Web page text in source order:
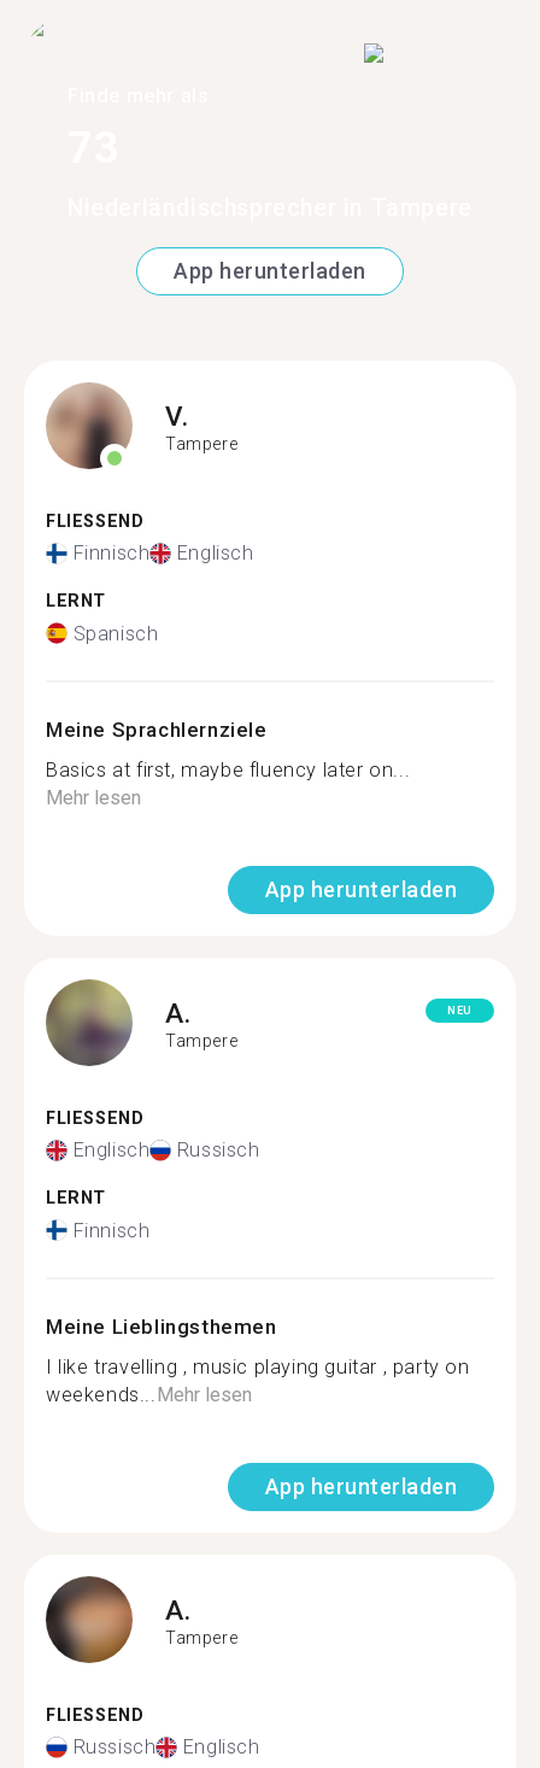
App herunterladen
V.
Tampere
FLIESSEND
Finnisch Englisch
LERNT
Spanisch
Meine Sprachlernziele
Basics at first, maybe fluency later on...
Mehr lesen
App herunterladen
A.
Tampere
NEU
FLIESSEND
Englisch Russisch
LERNT
Finnisch
Meine Lieblingsthemen
I like travelling , music playing guitar , party on
weekends... Mehr lesen
App herunterladen
A.
Tampere
FLIESSEND
Russisch Englisch